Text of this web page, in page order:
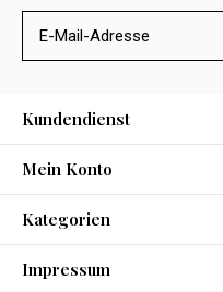
Kundendienst
Mein Konto
Kategorien
Impressum